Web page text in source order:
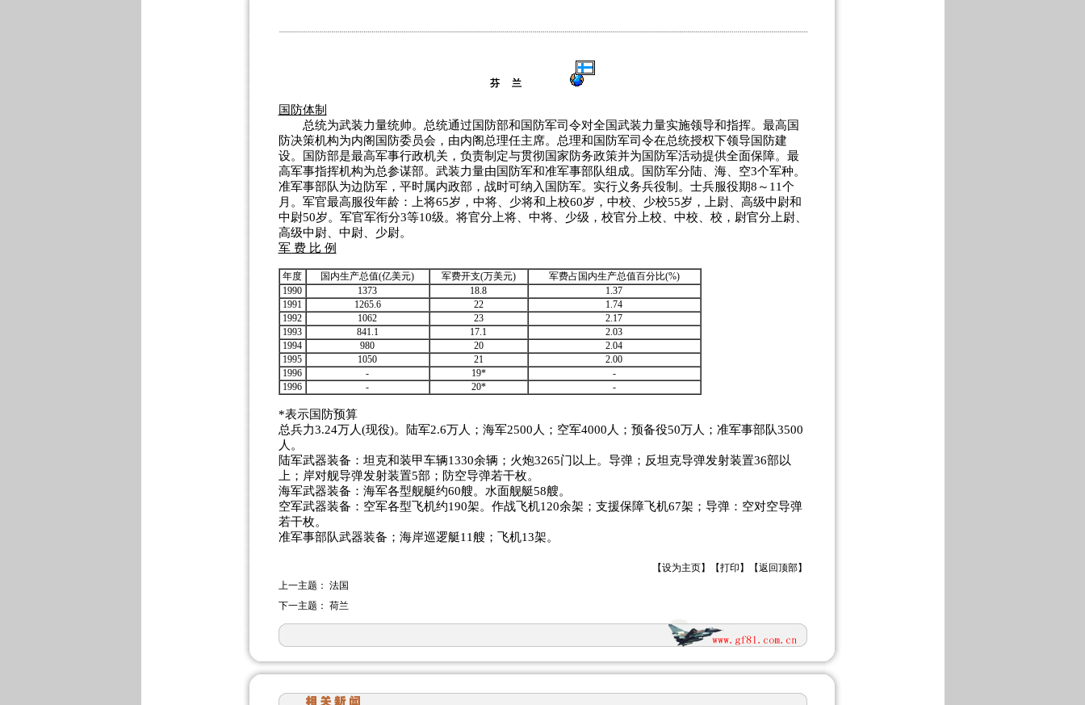
芬 兰
国防体制
总统为武装力量统帅。总统通过国防部和国防军司令对全国武装力量实施领导和指挥。最高国
防决策机构为内阁国防委员会，由内阁总理任主席。总理和国防军司令在总统授权下领导国防建
设。国防部是最高军事行政机关，负责制定与贯彻国家防务政策并为国防军活动提供全面保障。最
高军事指挥机构为总参谋部。武装力量由国防军和准军事部队组成。国防军分陆、海、空3个军种。
准军事部队为边防军，平时属内政部，战时可纳入国防军。实行义务兵役制。士兵服役期8～11个
月。军官最高服役年龄：上将65岁，中将、少将和上校60岁，中校、少校55岁，上尉、高级中尉和
中尉50岁。军官军衔分3等10级。将官分上将、中将、少级，校官分上校、中校、校，尉官分上尉、
高级中尉、中尉、少尉。
军 费 比 例
年度 国内生产总值(亿美元) 军费开支(万美元)
军费占国内生产总值百分比(%)
1990
1373 18.8
1.37
1991
1265.6 22
1.74
1992
1062 23
2.17
1993
841.1 17.1
2.03
1994
980 20
2.04
1995
1050 21
2.00
1996
- 19*
-
1996
- 20* -
*表示国防预算
总兵力3.24万人(现役)。陆军2.6万人；海军2500人；空军4000人；预备役50万人；准军事部队3500
人。
陆军武器装备：坦克和装甲车辆1330余辆；火炮3265门以上。导弹；反坦克导弹发射装置36部以
上；岸对舰导弹发射装置5部；防空导弹若干枚。
海军武器装备：海军各型舰艇约60艘。水面舰艇58艘。
空军武器装备：空军各型飞机约190架。作战飞机120余架；支援保障飞机67架；导弹：空对空导弹
若干枚。
准军事部队武器装备；海岸巡逻艇11艘；飞机13架。
【设为主页】【打印 】【返回顶部】
上一主题： 法国
下一主题： 荷兰